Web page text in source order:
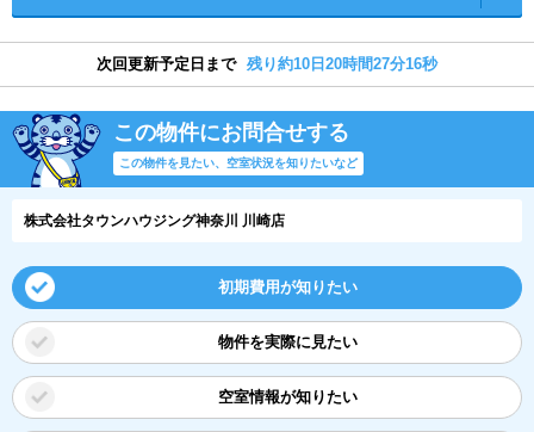
次回更新予定日まで 残り約10日20時間27分15秒
この物件にお問合せする
この物件を見たい、空室状況を知りたいなど
株式会社タウンハウジング神奈川 川崎店
初期費用が知りたい
物件を実際に見たい
空室情報が知りたい